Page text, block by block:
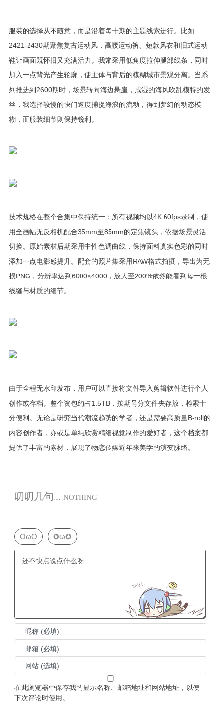
服装的选择从不随意，而是沿着每十期的主题线索进行。比如
2421‑2430期聚焦复古运动风，高腰运动裤、短款风衣和旧式运动
鞋让画面既怀旧又充满活力。我常采用低角度拉伸腿部线条，同时
加入一点背光产生轮廓，使主体与背后的模糊城市景观分离。当系
列推进到2600期时，场景转向海边悬崖，咸湿的海风吹乱模特的发
丝，我选择较慢的快门速度捕捉海浪的流动，得到梦幻的动态模
糊，而服装细节则保持锐利。
技术规格在整个合集中保持统一：所有视频均以4K 60fps录制，使
用全画幅无反相机配合35mm至85mm的定焦镜头，依据场景灵活
切换。原始素材后期采用中性色调曲线，保持面料真实色彩的同时
添加一点电影感提升。配套的照片集采用RAW格式拍摄，导出为无
损PNG，分辨率达到6000×4000，放大至200%依然能看到每一根
线缝与材质的细节。
由于全程无水印发布，用户可以直接将文件导入剪辑软件进行个人
创作或存档。整个资包约占1.5TB，按期号分文件夹存放，检索十
分便利。无论是研究当代潮流趋势的学者，还是需要高质量B‑roll的
内容创作者，亦或是单纯欣赏精细视觉制作的爱好者，这个档案都
提供了丰富的素材，展现了物恋传媒近年来美学的演变脉络。
叨叨几句... NOTHING
OωO ✪ω✪
在此浏览器中保存我的显示名称、邮箱地址和网站地址，以便
下次评论时使用。